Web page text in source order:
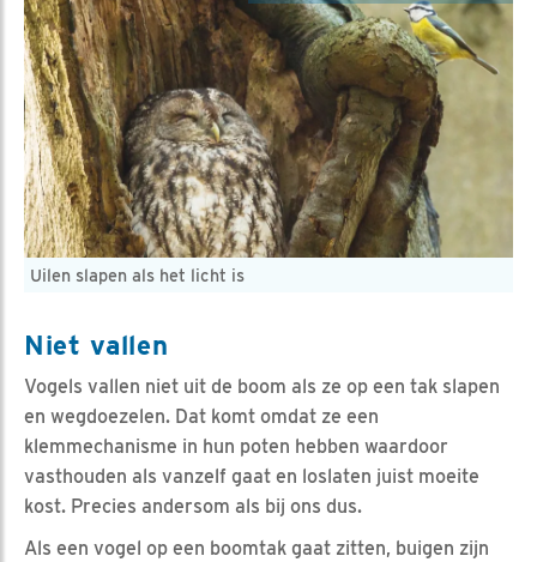
Uilen slapen als het licht is
Niet vallen
Vogels vallen niet uit de boom als ze op een tak slapen
en wegdoezelen. Dat komt omdat ze een
klemmechanisme in hun poten hebben waardoor
vasthouden als vanzelf gaat en loslaten juist moeite
kost. Precies andersom als bij ons dus.
Als een vogel op een boomtak gaat zitten, buigen zijn